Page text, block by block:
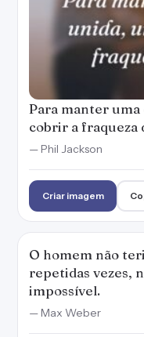
Para manter
cobrir a fraqueza
— Phil Jackson
Criar imagem
O homem não
repetidas vezes,
impossível.
— Max Weber